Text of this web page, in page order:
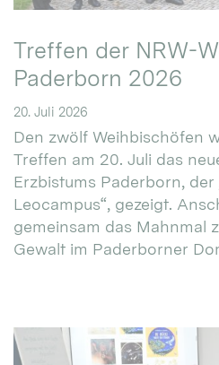
Treffen der NRW-
Paderborn 2026
20. Juli 2026
Den zwölf Weihbischöfen
Treffen am 20. Juli das
Erzbistums Paderborn, der
Leocampus“, gezeigt.
gemeinsam das Mahnmal
Gewalt im Paderborner